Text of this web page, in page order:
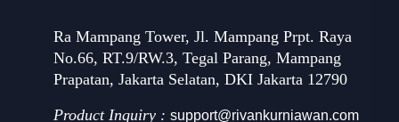
Ra Mampang Tower, Jl. Mampang Prpt. Raya
No.66, RT.9/RW.3, Tegal Parang, Mampang
Prapatan, Jakarta Selatan, DKI Jakarta 12790
Product Inquiry : support@rivankurniawan.com